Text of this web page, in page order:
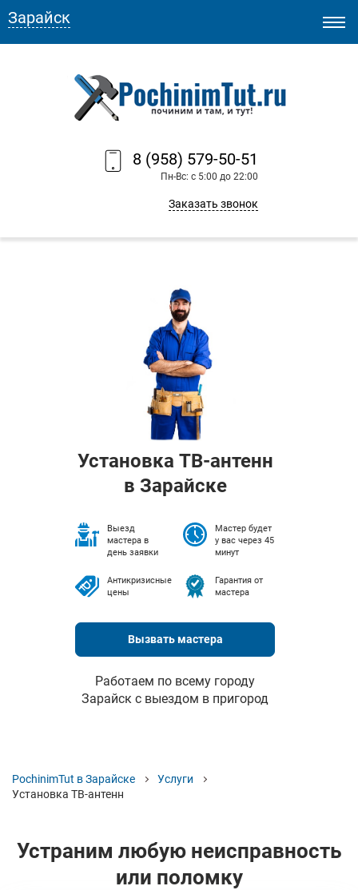
8 (958) 579-50-51
Пн-Вс: с 5:00 до 22:00
Заказать звонок
Зарайск
Установка ТВ-антенн
в Зарайске
Выезд
мастера в
день заявки
Мастер будет
у вас через 45
минут
Антикризисные
цены
Гарантия от
мастера
Вызвать мастера
Работаем по всему городу
Зарайск с выездом в пригород
PochinimTut в Зарайске
Услуги
Установка ТВ-антенн
Устраним любую неисправность
или поломку